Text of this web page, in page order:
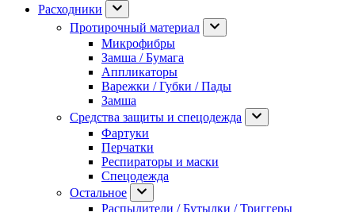
Расходники
Протирочный материал
Микрофибры
Замша / Бумага
Аппликаторы
Варежки / Губки / Пады
Замша
Средства защиты и спецодежда
Фартуки
Перчатки
Респираторы и маски
Спецодежда
Остальное
Распылители / Бутылки / Триггеры